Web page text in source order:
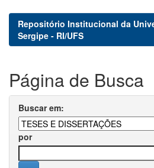
Repositório Institucional da
Sergipe - RI/UFS
Página de Busca
Buscar em:
por